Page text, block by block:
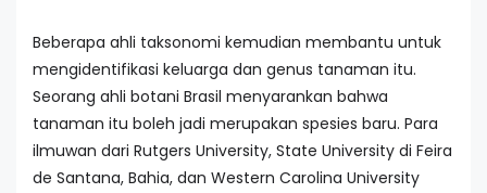
Beberapa ahli taksonomi kemudian membantu untuk
mengidentifikasi keluarga dan genus tanaman itu.
Seorang ahli botani Brasil menyarankan bahwa
tanaman itu boleh jadi merupakan spesies baru. Para
ilmuwan dari Rutgers University, State University di Feira
de Santana, Bahia, dan Western Carolina University